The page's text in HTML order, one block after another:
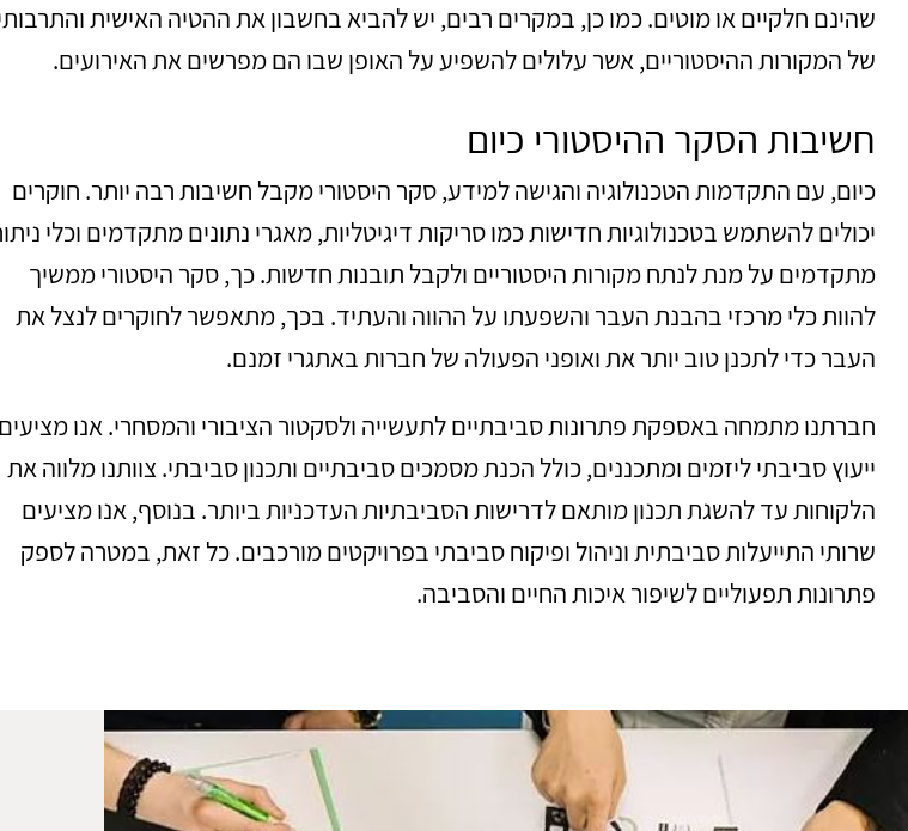
שהינם חלקיים או מוטים. כמו כן, במקרים רבים, יש להביא בחשבון את ההטיה האישית
של המקורות ההיסטוריים, אשר עלולים להשפיע על האופן שבו הם מפרשים את האירועים.
חשיבות הסקר ההיסטורי כיום
כיום, עם התקדמות הטכנולוגיה והגישה למידע, סקר היסטורי מקבל חשיבות רבה יותר. חוקרים
יכולים להשתמש בטכנולוגיות חדישות כמו סריקות דיגיטליות, מאגרי נתונים מתקדמים וכלי
מתקדמים על מנת לנתח מקורות היסטוריים ולקבל תובנות חדשות. כך, סקר היסטורי ממשיך
להוות כלי מרכזי בהבנת העבר והשפעתו על ההווה והעתיד. בכך, מתאפשר לחוקרים לנצל את
העבר כדי לתכנן טוב יותר את ואופני הפעולה של חברות באתגרי זמנם.
חברתנו מתמחה באספקת פתרונות סביבתיים לתעשייה ולסקטור הציבורי והמסחרי. אנו מציעים
ייעוץ סביבתי ליזמים ומתכננים, כולל הכנת מסמכים סביבתיים ותכנון סביבתי. צוותנו מלווה את
הלקוחות עד להשגת תכנון מותאם לדרישות הסביבתיות העדכניות ביותר. בנוסף, אנו מציעים
שרותי התייעלות סביבתית וניהול ופיקוח סביבתי בפרויקטים מורכבים. כל זאת, במטרה לספק
פתרונות תפעוליים לשיפור איכות החיים והסביבה.